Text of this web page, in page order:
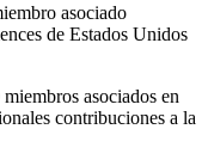
asociado
de Estados Unidos
asociados en
contribuciones a la